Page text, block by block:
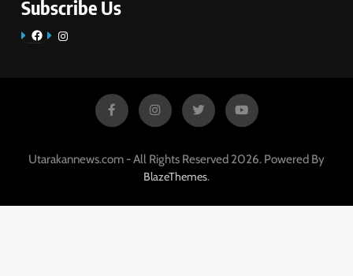
Subscribe Us
FacebookInstagram
Utarakannews.com - All Rights Reserved 2026. Powered By
BlazeThemes.